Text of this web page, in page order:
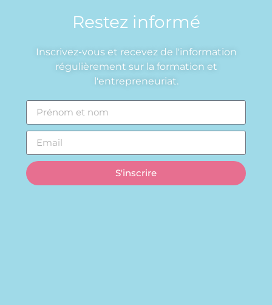
Restez informé
Inscrivez-vous et recevez de l'information
régulièrement sur la formation et
l'entrepreneuriat.
S'inscrire